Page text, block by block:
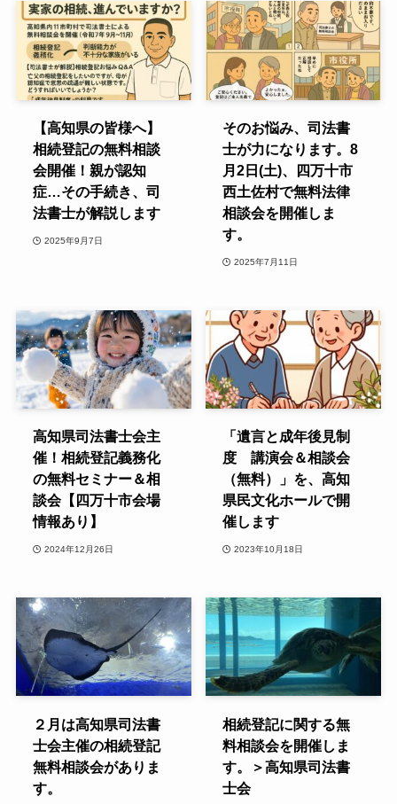
【高知県の皆様へ】
相続登記の無料相談
会開催！親が認知
症…その手続き、司
法書士が解説します
2025年9月7日
そのお悩み、司法書
士が力になります。8
月2日(土)、四万十市
西土佐村で無料法律
相談会を開催しま
す。
2025年7月11日
高知県司法書士会主
催！相続登記義務化
の無料セミナー＆相
談会【四万十市会場
情報あり】
2024年12月26日
「遺言と成年後見制
度 講演会＆相談会
（無料）」を、高知
県民文化ホールで開
催します
2023年10月18日
２月は高知県司法書
士会主催の相続登記
無料相談会がありま
す。
相続登記に関する無
料相談会を開催しま
す。＞高知県司法書
士会